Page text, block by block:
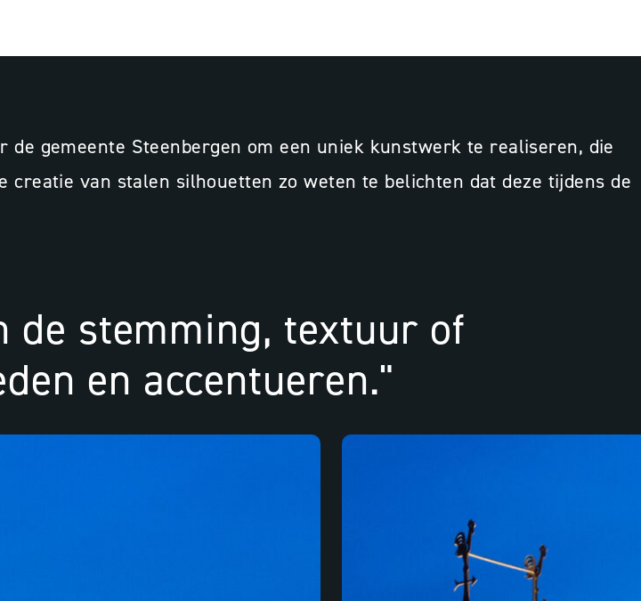
gemeente Steenbergen om een uniek kunstwerk te realiseren, die
van stalen silhouetten zo weten te belichten dat deze tijdens de
stemming, textuur of
en accentueren."